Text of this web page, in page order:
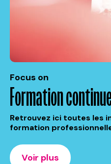
Focus on
Formation
Retrouvez ici toutes les
formation
Voir plus